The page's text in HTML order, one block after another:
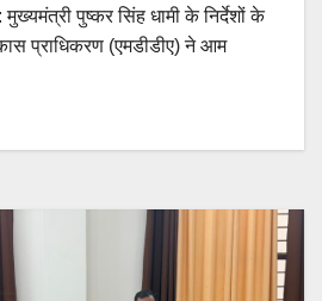
पुष्कर सिंह धामी के निर्देशों के
प्राधिकरण (एमडीडीए) ने आम